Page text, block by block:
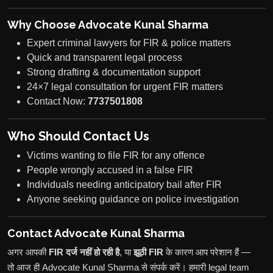
Why Choose Advocate Kunal Sharma
Expert criminal lawyers for FIR & police matters
Quick and transparent legal process
Strong drafting & documentation support
24×7 legal consultation for urgent FIR matters
Contact Now: 7737501808
Who Should Contact Us
Victims wanting to file FIR for any offence
People wrongly accused in a false FIR
Individuals needing anticipatory bail after FIR
Anyone seeking guidance on police investigation
Contact Advocate Kunal Sharma
अगर आपकी FIR दर्ज नहीं हो रही है, याझूठी FIR के कारण आप परेशान हैं —
तो आज ही Advocate Kunal Sharma से संपर्क करें। हमारी legal team